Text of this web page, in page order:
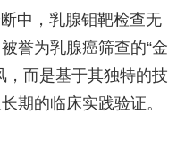
中，乳腺钼靶检查无
誉为乳腺癌筛查的“金
，而是基于其独特的技
期的临床实践验证。